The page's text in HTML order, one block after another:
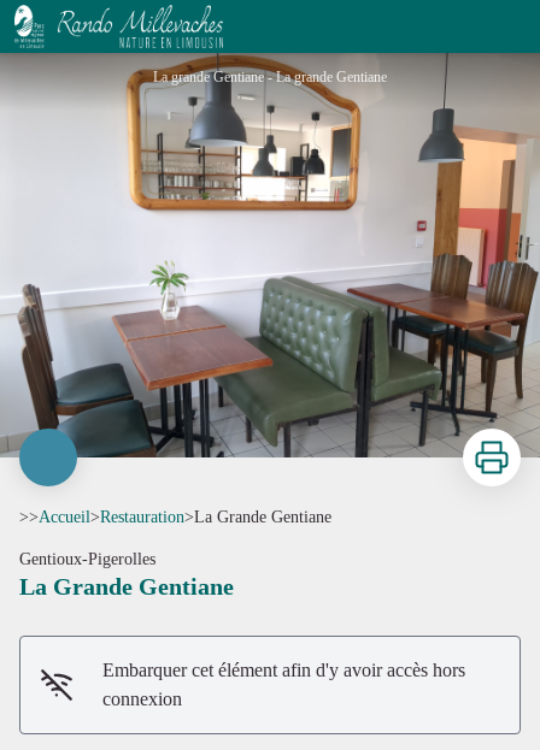
La Grande Gentiane
La grande Gentiane - La grande Gentiane
Voir l'image en plein écran
Imprimer
>>Accueil>Restauration>La Grande Gentiane
Gentioux-Pigerolles
La Grande Gentiane
Embarquer cet élément afin d'y avoir accès hors
connexion